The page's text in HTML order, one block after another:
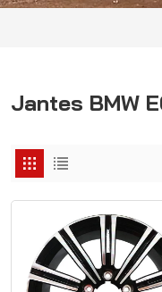
Jantes BMW